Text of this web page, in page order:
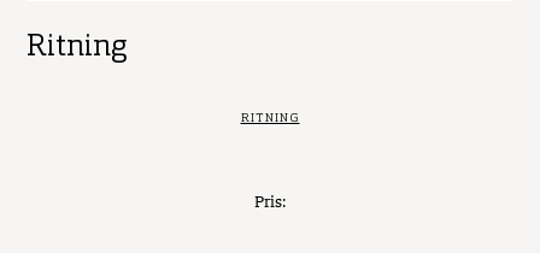
Ritning
RITNING
Pris: